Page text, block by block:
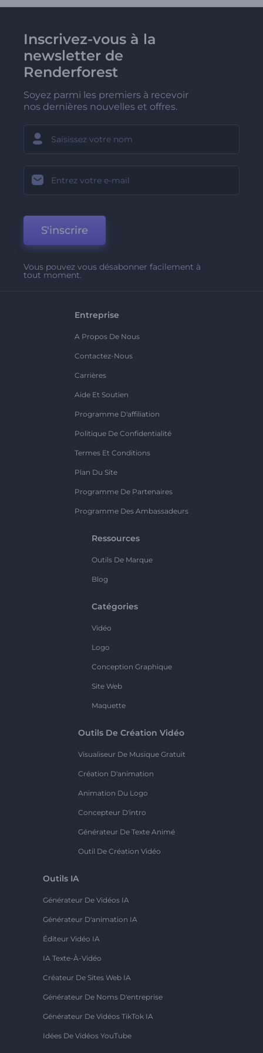
Inscrivez-vous à la
newsletter de
Renderforest
Soyez parmi les premiers à recevoir
nos dernières nouvelles et offres.
S'inscrire
Vous pouvez vous désabonner facilement à
tout moment.
Entreprise
A Propos De Nous
Contactez-Nous
Carrières
Aide Et Soutien
Programme D'affiliation
Politique De Confidentialité
Termes Et Conditions
Plan Du Site
Programme De Partenaires
Programme Des Ambassadeurs
Ressources
Outils De Marque
Blog
Catégories
Vidéo
Logo
Conception Graphique
Site Web
Maquette
Outils De Création Vidéo
Visualiseur De Musique Gratuit
Création D'animation
Animation Du Logo
Concepteur D'intro
Générateur De Texte Animé
Outil De Création Vidéo
Outils IA
Générateur De Vidéos IA
Générateur D'animation IA
Éditeur Vidéo IA
IA Texte-À-Vidéo
Créateur De Sites Web IA
Générateur De Noms D'entreprise
Générateur De Vidéos TikTok IA
Idées De Vidéos YouTube